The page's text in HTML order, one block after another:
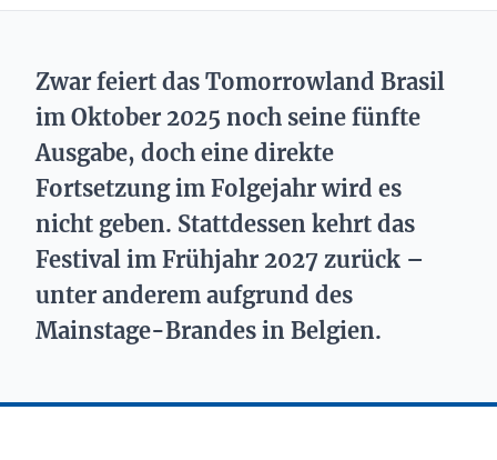
Zwar feiert das Tomorrowland Brasil
im Oktober 2025 noch seine fünfte
Ausgabe, doch eine direkte
Fortsetzung im Folgejahr wird es
nicht geben. Stattdessen kehrt das
Festival im Frühjahr 2027 zurück –
unter anderem aufgrund des
Mainstage-Brandes in Belgien.